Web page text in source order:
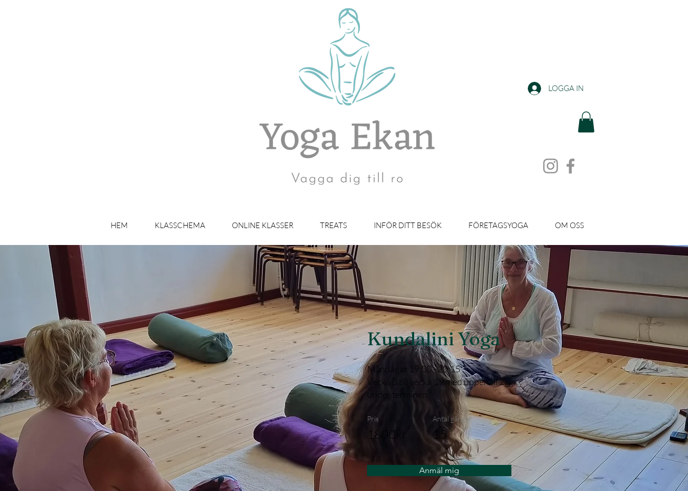
LOGGA IN
HEM KLASSCHEMA ONLINE KLASSER TREATS INFÖR DITT BESÖK FÖRETAGSYOGA OM OSS
Kundalini Yoga
Måndagar 19:00 - 20:15
Vecka 3 till vecka 19 med uppehåll 2ggr
under terminen
Pris
1800kr
Antal gånger
15
Anmäl mig